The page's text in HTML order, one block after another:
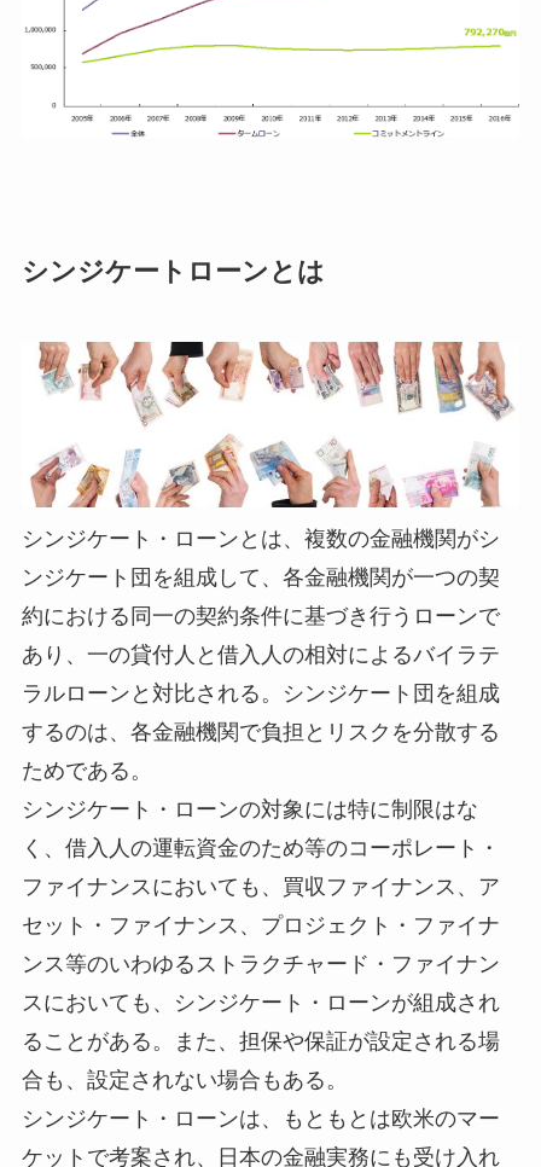
シンジケートローンとは
シンジケート・ローンとは、複数の金融機関がシ
ンジケート団を組成して、各金融機関が一つの契
約における同一の契約条件に基づき行うローンで
あり、一の貸付人と借入人の相対によるバイラテ
ラルローンと対比される。シンジケート団を組成
するのは、各金融機関で負担とリスクを分散する
ためである。
シンジケート・ローンの対象には特に制限はな
く、借入人の運転資金のため等のコーポレート・
ファイナンスにおいても、買収ファイナンス、ア
セット・ファイナンス、プロジェクト・ファイナ
ンス等のいわゆるストラクチャード・ファイナン
スにおいても、シンジケート・ローンが組成され
ることがある。また、担保や保証が設定される場
合も、設定されない場合もある。
シンジケート・ローンは、もともとは欧米のマー
ケットで考案され、日本の金融実務にも受け入れ